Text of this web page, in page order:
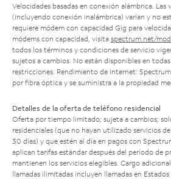
Velocidades basadas en conexión alámbrica. Las
(incluyendo conexión inalámbrica) varían y no
requiere módem con capacidad Gig para
módems con capacidad, visita spectrum.net/
todos los términos y condiciones de servicio
sujetos a cambios. No están disponibles en todas
restricciones. Rendimiento de Internet:
por fibra óptica y se suministra a la propiedad
Detalles de la oferta de teléfono residencial
Oferta por tiempo limitado; sujeta a cambios;
residenciales (que no hayan utilizado servicios
30 días) y que estén al día en pagos con
aplican tarifas estándar después del período de
mantienen los servicios elegibles. Cargo
llamadas ilimitadas incluyen llamadas en